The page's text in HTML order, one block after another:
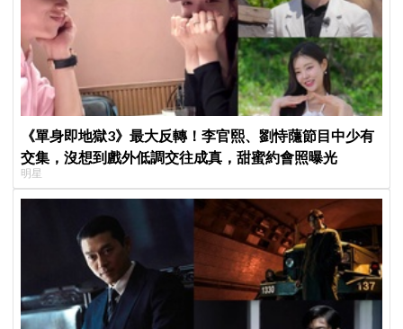
《單身即地獄3》最大反轉！李官熙、劉恃蘟節目中少有
交集，沒想到戲外低調交往成真，甜蜜約會照曝光
明星